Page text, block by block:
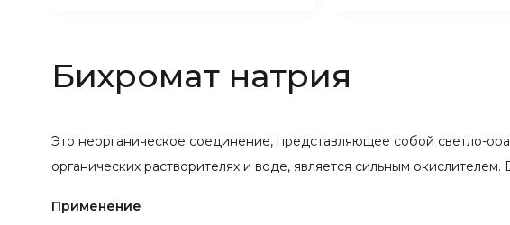
Бихромат натрия
Это неорганическое соединение, представляющее собой светло-
органических растворителях и воде, является сильным
Применение